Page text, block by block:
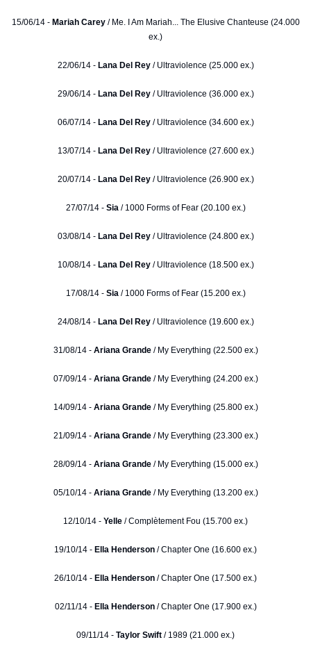
15/06/14 - Mariah Carey/ Me. I Am Mariah... The Elusive Chanteuse (24.000
ex.)
22/06/14 - Lana Del Rey/ Ultraviolence (25.000 ex.)
29/06/14 - Lana Del Rey / Ultraviolence (36.000 ex.)
06/07/14 - Lana Del Rey/ Ultraviolence (34.600 ex.)
13/07/14 -Lana Del Rey / Ultraviolence (27.600 ex.)
20/07/14 -Lana Del Rey/ Ultraviolence (26.900 ex.)
27/07/14 - Sia / 1000 Forms of Fear (20.100 ex.)
03/08/14 - Lana Del Rey / Ultraviolence (24.800 ex.)
10/08/14 - Lana Del Rey/ Ultraviolence (18.500 ex.)
17/08/14 - Sia / 1000 Forms of Fear (15.200 ex.)
24/08/14 -Lana Del Rey/ Ultraviolence (19.600 ex.)
31/08/14 - Ariana Grande/ My Everything (22.500 ex.)
07/09/14 - Ariana Grande/ My Everything (24.200 ex.)
14/09/14 - Ariana Grande/ My Everything (25.800 ex.)
21/09/14 - Ariana Grande/ My Everything (23.300 ex.)
28/09/14 - Ariana Grande/ My Everything (15.000 ex.)
05/10/14 -Ariana Grande/ My Everything (13.200 ex.)
12/10/14 - Yelle / Complètement Fou (15.700 ex.)
19/10/14 - Ella Henderson / Chapter One (16.600 ex.)
26/10/14 - Ella Henderson / Chapter One (17.500 ex.)
02/11/14 - Ella Henderson/ Chapter One (17.900 ex.)
09/11/14 - Taylor Swift / 1989 (21.000 ex.)